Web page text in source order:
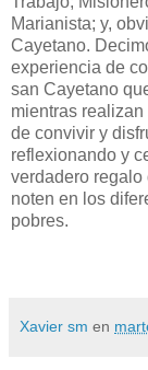
Marianista; y,
Cayetano.
experiencia de
san Cayetano
mientras
de convivir y
reflexionando y
verdadero regalo
noten en los
pobres.
Xavier sm en